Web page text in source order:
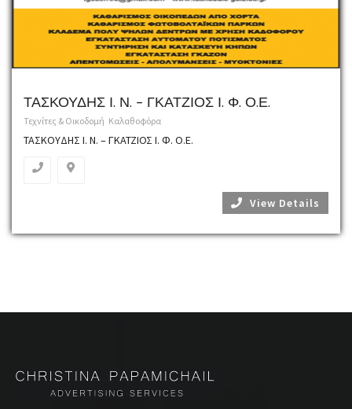
ΤΑΣΚΟΥΔΗΣ Ι. Ν. – ΓΚΑΤΖΙΟΣ Ι. Φ. Ο.Ε.
Τεχνίτες & Οικοδομή Καλαθοφόρα
ΤΑΣΚΟΥΔΗΣ Ι. Ν. – ΓΚΑΤΖΙΟΣ Ι. Φ. Ο.Ε.
View Details